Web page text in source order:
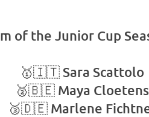
of the Junior Cup
🥇🇮🇹 Sara Scattolo
🥈🇧🇪 Maya Cloetens
🥉🇩🇪 Marlene